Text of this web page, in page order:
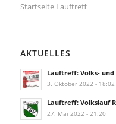
Startseite Lauftreff
AKTUELLES
Lauftreff: Volks- und
3. Oktober 2022 - 18:02
Lauftreff: Volkslauf
27. Mai 2022 - 21:20